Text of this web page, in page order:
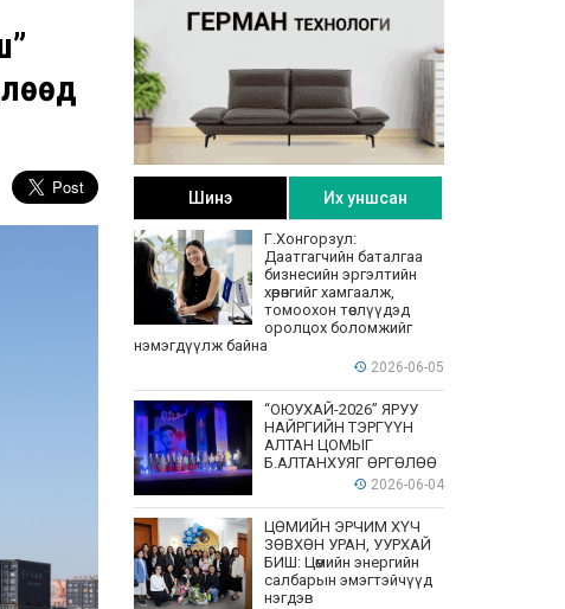
Шинэ Их уншсан
Г.Хонгорзул:
Даатгагчийн баталгаа
бизнесийн эргэлтийн
хөрөнгийг хамгаалж,
томоохон төслүүдэд
оролцох боломжийг
нэмэгдүүлж байна
2026-06-05
“ОЮУХАЙ-2026” ЯРУУ
НАЙРГИЙН ТЭРГҮҮН
АЛТАН ЦОМЫГ
Б.АЛТАНХУЯГ ӨРГӨЛӨӨ
2026-06-04
ЦӨМИЙН ЭРЧИМ ХҮЧ
ЗӨВХӨН УРАН, УУРХАЙ
БИШ: Цөмийн энергийн
салбарын эмэгтэйчүүд
нэгдэв